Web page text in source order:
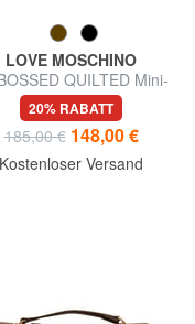
LOVE MOSCHINO
QUILTED Mini-
Stepptasche
20% RABATT
185,00 € 148,00 €
Kostenloser Versand